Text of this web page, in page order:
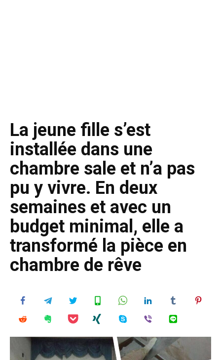
La jeune fille s’est
installée dans une
chambre sale et n’a pas
pu y vivre. En deux
semaines et avec un
budget minimal, elle a
transformé la pièce en
chambre de rêve